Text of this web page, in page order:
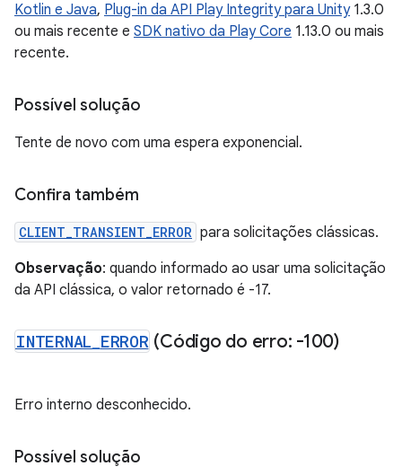
Kotlin e Java, Plug-in da API Play Integrity para Unity1.3.0
ou mais recente e SDK nativo da Play Core 1.13.0 ou mais
recente.
Possível solução
Tente de novo com uma espera exponencial.
Confira também
CLIENT_TRANSIENT_ERROR para solicitações clássicas.
Observação: quando informado ao usar uma solicitação
da API clássica, o valor retornado é -17.
INTERNAL ERROR (Código do erro: -100)
Erro interno desconhecido.
Possível solução